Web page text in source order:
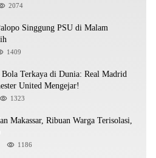
2074
Singgung PSU di Malam
1409
Terkaya di Dunia: Real Madrid
United Mengejar!
1323
Makassar, Ribuan Warga Terisolasi,
1186